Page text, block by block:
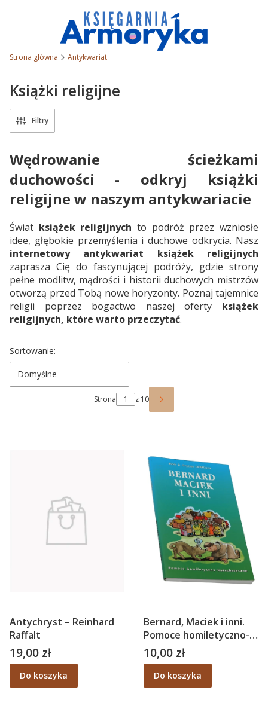
Strona główna Antykwariat
Książki religijne
Filtry
Wędrowanie ścieżkami
duchowości - odkryj książki
religijne w naszym antykwariacie
Świat książek religijnych to podróż przez wzniosłe
idee, głębokie przemyślenia i duchowe odkrycia. Nasz
internetowy antykwariat książek religijnych
zaprasza Cię do fascynującej podróży, gdzie strony
pełne modlitw, mądrości i historii duchowych mistrzów
otworzą przed Tobą nowe horyzonty. Poznaj tajemnice
religii poprzez bogactwo naszej oferty książek
religijnych, które warto przeczytać.
Lista produktów
Sortowanie:
Domyślne
Strona z 10 Następne produkty
Antychryst – Reinhard
Raffalt
Cena
19,00 zł
Do koszyka
Bernard, Maciek i inni.
Pomoce homiletyczno-
katechetyczne – Piotr R.
Gryziec OFMConv
Cena
10,00 zł
Do koszyka